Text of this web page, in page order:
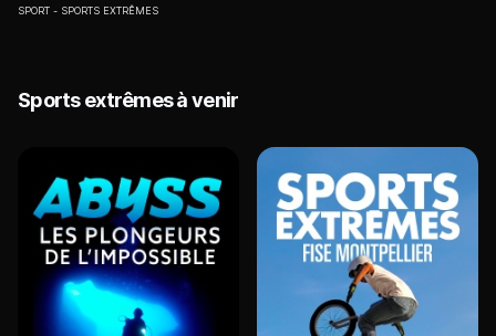
SPORT SPORTS EXTRÊMES
Sports extrêmes à venir